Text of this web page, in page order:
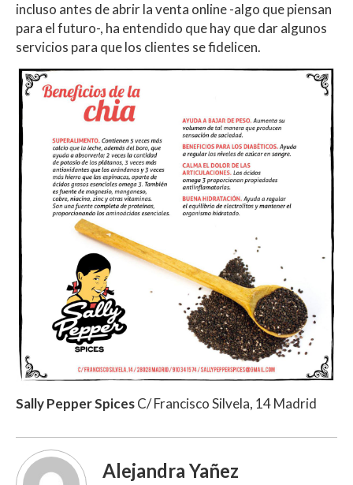
incluso antes de abrir la venta online -algo que piensan
para el futuro-, ha entendido que hay que dar algunos
servicios para que los clientes se fidelicen.
Sally Pepper SpicesC/ Francisco Silvela, 14 Madrid
Alejandra Yañez